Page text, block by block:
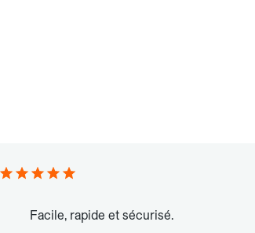
Facile, rapide et sécurisé.